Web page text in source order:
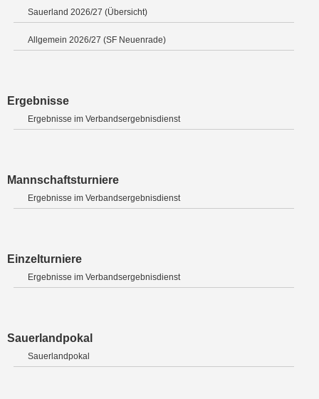
Sauerland 2026/27 (Übersicht)
Allgemein 2026/27 (SF Neuenrade)
Ergebnisse
Ergebnisse im Verbandsergebnisdienst
Mannschaftsturniere
Ergebnisse im Verbandsergebnisdienst
Einzelturniere
Ergebnisse im Verbandsergebnisdienst
Sauerlandpokal
Sauerlandpokal